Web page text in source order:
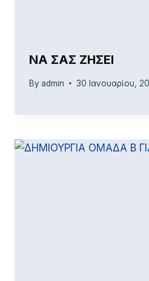
ΝΑ ΣΑΣ ΖΗΣΕΙ
By admin 30 Ιανουαρίου,